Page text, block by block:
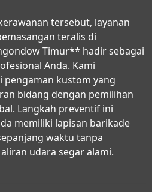
tersebut, layanan
teralis di
Timur** hadir sebagai
Anda. Kami
pengaman kustom yang
bidang dengan pemilihan
Langkah preventif ini
memiliki lapisan barikade
waktu tanpa
udara segar alami.